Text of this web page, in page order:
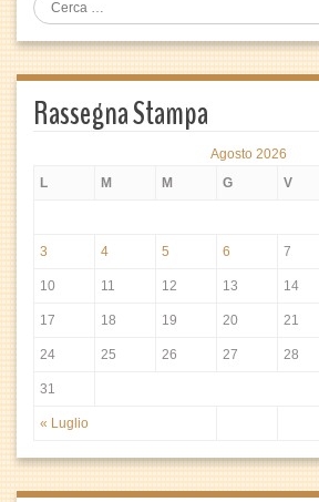
Rassegna Stampa
Agosto 2026
L
M M G V
« Luglio
3 4 5 6 7
10 11 12 13 14
17 18 19 20 21
24 25 26 27 28
31